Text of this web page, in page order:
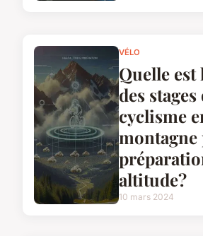
VÉLO
Quelle
des stages
cyclisme
montagne
altitude?
10 mars 2024